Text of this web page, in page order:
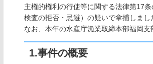
主権的権利の行使等に関する法律第17
検査の拒否・忌避）の疑いで拿捕しまし
なお、本年の水産庁漁業取締本部福岡
1.事件の概要